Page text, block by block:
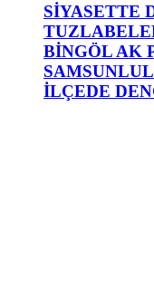
SİYASETTE
BİNGÖL AK
İLÇEDE